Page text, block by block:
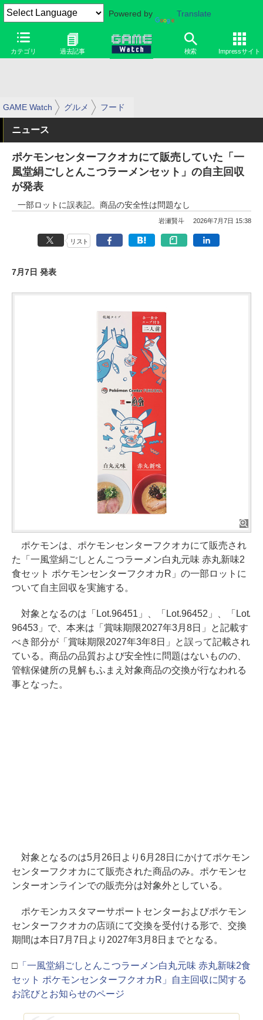
Powered by Translate
カテゴリ 過去記事 検索 Impressサイト
GAME Watch グルメ フード
ニュース
ポケモンセンターフクオカにて販売していた「一
風堂絹ごしとんこつラーメンセット」の自主回収
が発表
一部ロットに誤表記。商品の安全性は問題なし
岩瀬賢斗 2026年7月7日 15:38
リスト
7月7日 発表
ポケモンは、ポケモンセンターフクオカにて販売され
た「一風堂絹ごしとんこつラーメン白丸元味 赤丸新味2
食セット ポケモンセンターフクオカR」の一部ロットに
ついて自主回収を実施する。
対象となるのは「Lot.96451」、「Lot.96452」、「Lot.
96453」で、本来は「賞味期限2027年3月8日」と記載す
べき部分が「賞味期限2027年3年8日」と誤って記載され
ている。商品の品質および安全性に問題はないものの、
管轄保健所の見解もふまえ対象商品の交換が行なわれる
事となった。
対象となるのは5月26日より6月28日にかけてポケモン
センターフクオカにて販売された商品のみ。ポケモンセ
ンターオンラインでの販売分は対象外としている。
ポケモンカスタマーサポートセンターおよびポケモン
センターフクオカの店頭にて交換を受付ける形で、交換
期間は本日7月7日より2027年3月8日までとなる。
□ 「一風堂絹ごしとんこつラーメン白丸元味 赤丸新味2食
セット ポケモンセンターフクオカR」自主回収に関する
お詫びとお知らせのページ